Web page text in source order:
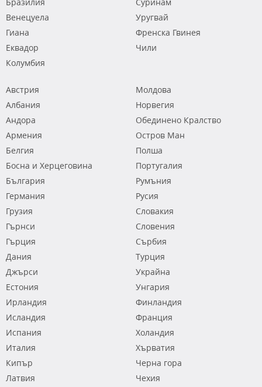
Бразилия
Венецуела
Гиана
Еквадор
Колумбия
Суринам
Уругвай
Френска Гвинея
Чили
Австрия
Албания
Андора
Армения
Белгия
Босна и Херцеговина
България
Германия
Грузия
Гърнси
Гърция
Дания
Джърси
Естония
Ирландия
Исландия
Испания
Италия
Кипър
Латвия
Молдова
Норвегия
Обединено Кралство
Остров Ман
Полша
Португалия
Румъния
Русия
Словакия
Словения
Сърбия
Турция
Украйна
Унгария
Финландия
Франция
Холандия
Хърватия
Черна гора
Чехия